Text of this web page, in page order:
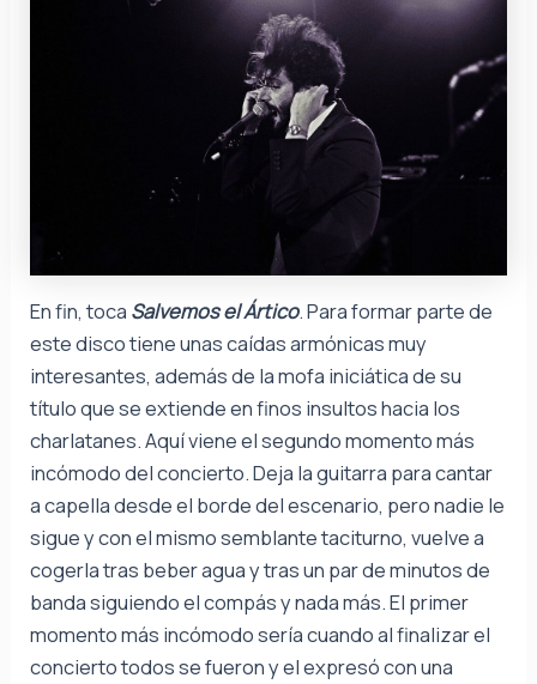
En fin, toca Salvemos el Ártico. Para formar parte de
este disco tiene unas caídas armónicas muy
interesantes, además de la mofa iniciática de su
título que se extiende en finos insultos hacia los
charlatanes. Aquí viene el segundo momento más
incómodo del concierto. Deja la guitarra para cantar
a capella desde el borde del escenario, pero nadie le
sigue y con el mismo semblante taciturno, vuelve a
cogerla tras beber agua y tras un par de minutos de
banda siguiendo el compás y nada más. El primer
momento más incómodo sería cuando al finalizar el
concierto todos se fueron y el expresó con una